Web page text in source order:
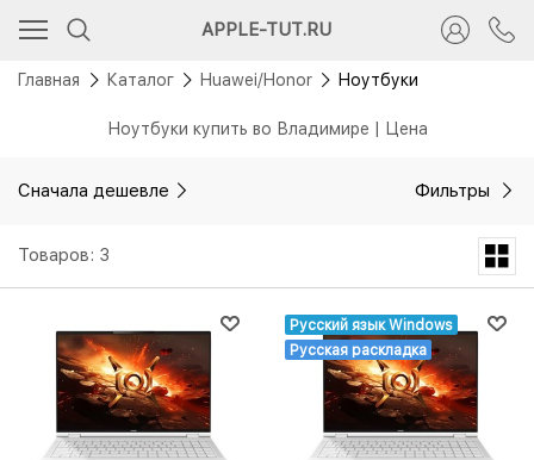
APPLE-TUT.RU
Главная Каталог Huawei/Honor Ноутбуки
Ноутбуки купить во Владимире | Цена
Сначала дешевле Фильтры
Товаров: 3
Русский язык Windows
Русская раскладка